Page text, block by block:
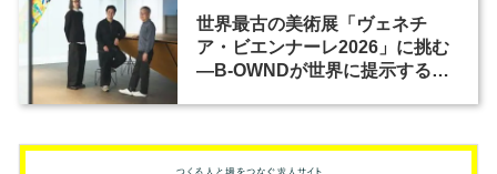
世界最古の美術展「ヴェネチ
ア・ビエンナーレ2026」に挑む
―B-OWNDが世界に提示する美